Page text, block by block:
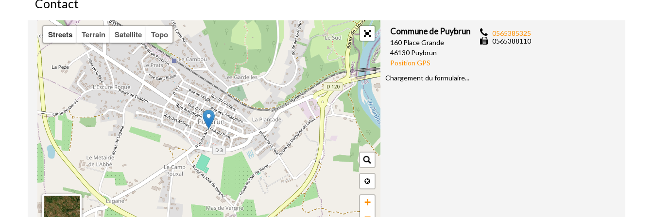
Contact
Commune de Puybrun
160 Place Grande
46130 Puybrun
Position GPS
0565385325
0565388110
Chargement du formulaire...
Streets Terrain Satellite Topo
+